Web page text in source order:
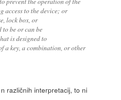
access to the device; or
lock box, or
to be or can be
is designed to
a key, a combination, or other
različnih interpretacij, to ni